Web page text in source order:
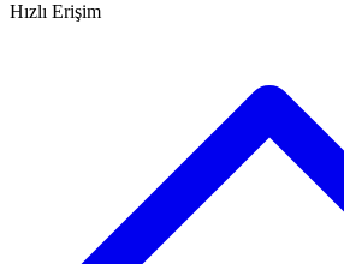
Hızlı Erişim